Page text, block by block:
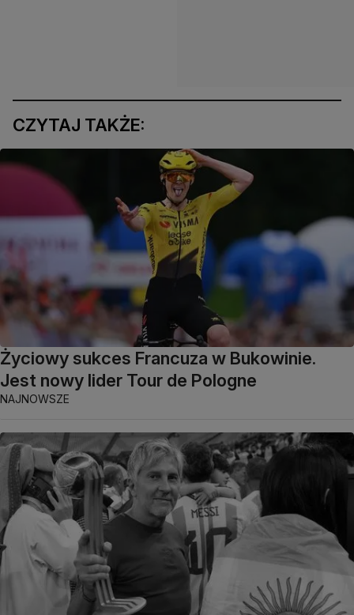
CZYTAJ TAKŻE:
Życiowy sukces Francuza w Bukowinie.
Jest nowy lider Tour de Pologne
NAJNOWSZE